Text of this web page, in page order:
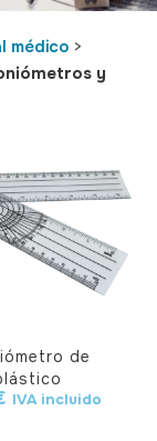
médico >
y
de
IVA incluido